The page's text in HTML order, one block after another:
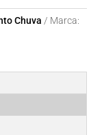
Chuva
Marca: